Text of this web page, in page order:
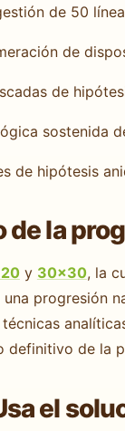
de 50
de
de
sostenida
de hipótesis
la
y 30×30, la
progresión
definitivo de la
el